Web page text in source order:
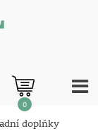
0
doplňky